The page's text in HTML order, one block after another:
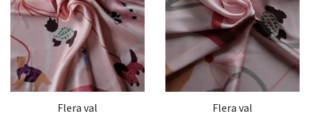
Flera val Flera val